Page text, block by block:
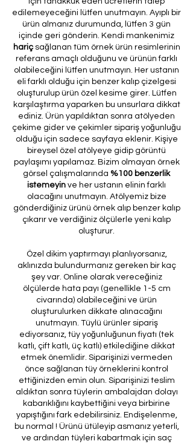
edilemeyeceğini lütfen unutmayın. Ayıplı bir
ürün almanız durumunda, lütfen 3 gün
içinde geri gönderin. Kendi mankenimiz
hariçsağlanan tüm örnek ürün resimlerinin
referans amaçlı olduğunu ve ürünün farklı
olabileceğini lütfen unutmayın. Her ustanın
eli farklı olduğu için benzer kalıp çizelgesi
oluşturulup ürün özel kesime girer. Lütfen
karşılaştırma yaparken bu unsurlara dikkat
ediniz. Ürün yapıldıktan sonra atölyeden
çekime gider ve çekimler sipariş yoğunluğu
olduğu için sadece sayfaya eklenir. Kişiye
bireysel özel atölyeye gidip görüntü
paylaşımı yapılamaz. Bizim olmayan örnek
görsel çalışmalarında %100 benzerlik
istemeyin ve her ustanın elinin farklı
olacağını unutmayın. Atölyemiz bize
gönderdiğiniz ürünü örnek alıp benzer kalıp
çıkarır ve verdiğiniz ölçülerle yeni kalıp
oluşturur.
Özel dikim yaptırmayı planlıyorsanız,
aklınızda bulundurmanız gereken bir kaç
şey var. Online olarak vereceğiniz
ölçülerde hata payı (genellikle 1-5 cm
civarında) olabileceğini ve ürün
oluşturulurken dikkate alınacağını
unutmayın. Tüylü ürünler sipariş
ediyorsanız, tüy yoğunluğunun fiyatı (tek
katlı, çift katlı, üç katlı) etkilediğine dikkat
etmek önemlidir. Siparişinizi vermeden
önce sağlanan tüy örneklerini kontrol
ettiğinizden emin olun. Siparişinizi teslim
aldıktan sonra tüylerin ambalajdan dolayı
kabarıklığını kaybettiğini veya birbirine
yapıştığını fark edebilirsiniz. Endişelenme,
bu normal ! Ürünü ütüleyip asmanız yeterli,
ve ardından tüyleri kabartmak için saç